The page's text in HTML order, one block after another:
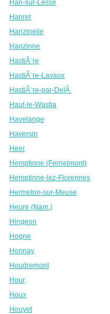
Han-sur-Lesse
Hanret
Hanzinelle
Hanzinne
HastiÃ¨re
HastiÃ¨re-Lavaux
HastiÃ¨re-par-DelÃ
Haut-le-Wastia
Havelange
Haversin
Heer
Hemptinne (Fernelmont)
Hemptinne-lez-Florennes
Hermeton-sur-Meuse
Heure (Nam.)
Hingeon
Hogne
Honnay
Houdremont
Hour
Houx
Houyet